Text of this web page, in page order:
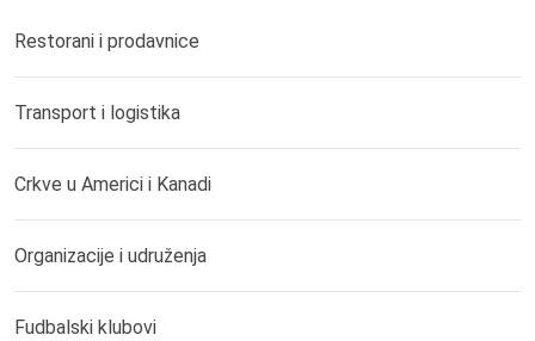
Restorani i prodavnice
Transport i logistika
Crkve u Americi i Kanadi
Organizacije i udruženja
Fudbalski klubovi